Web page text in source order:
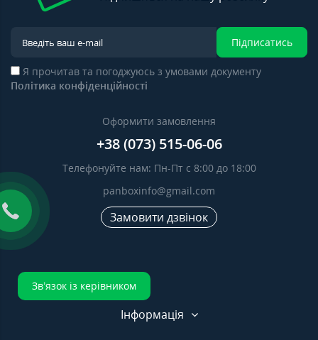
Підписатись
Я прочитав та погоджуюсь з умовами документу
Політика конфіденційності
Оформити замовлення
+38 (073) 515-06-06
Телефонуйте нам: Пн-Пт с 8:00 до 18:00
panboxinfo@gmail.com
Замовити дзвінок
Зв’язок із керівником
Інформація